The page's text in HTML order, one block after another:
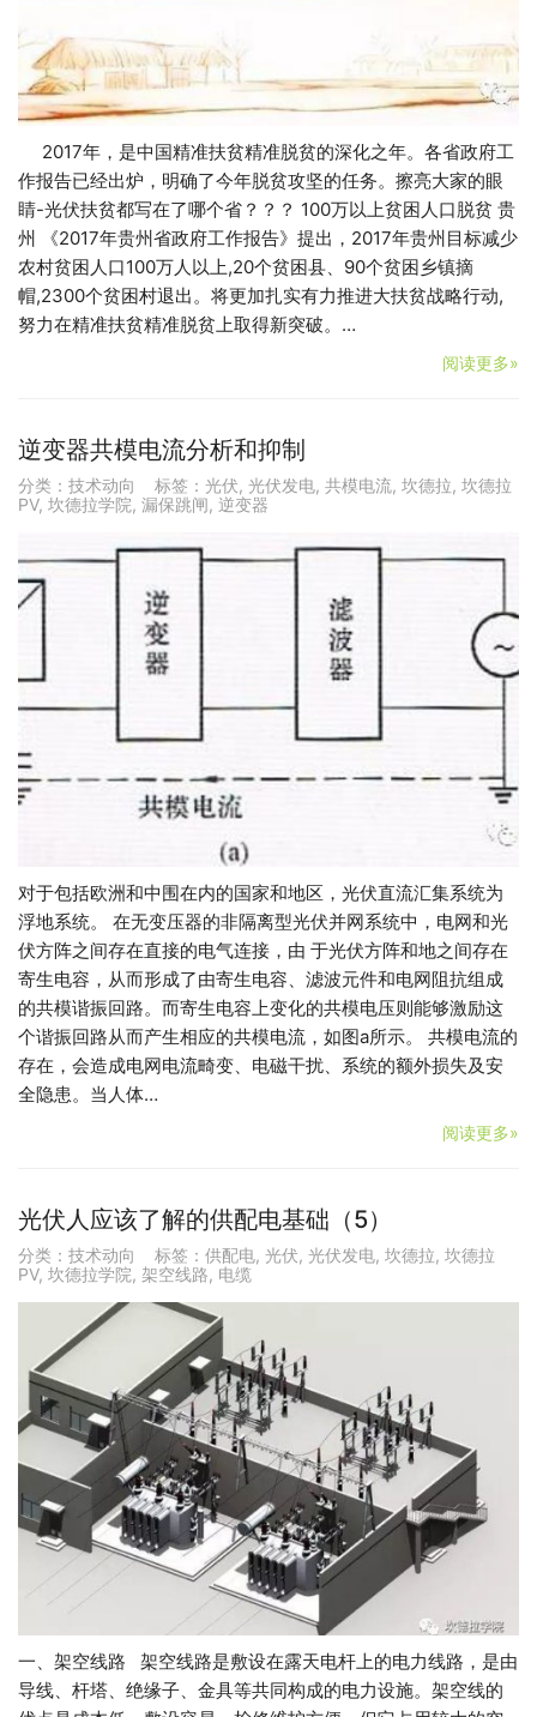
2017年，是中国精准扶贫精准脱贫的深化之年。各省政府工
作报告已经出炉，明确了今年脱贫攻坚的任务。擦亮大家的眼
睛-光伏扶贫都写在了哪个省？？？ 100万以上贫困人口脱贫 贵
州 《2017年贵州省政府工作报告》提出，2017年贵州目标减少
农村贫困人口100万人以上,20个贫困县、90个贫困乡镇摘
帽,2300个贫困村退出。将更加扎实有力推进大扶贫战略行动,
努力在精准扶贫精准脱贫上取得新突破。…
阅读更多»
逆变器共模电流分析和抑制
分类： 技术动向 标签： 光伏, 光伏发电, 共模电流, 坎德拉, 坎德拉
PV, 坎德拉学院, 漏保跳闸, 逆变器
对于包括欧洲和中围在内的国家和地区，光伏直流汇集系统为
浮地系统。 在无变压器的非隔离型光伏并网系统中，电网和光
伏方阵之间存在直接的电气连接，由 于光伏方阵和地之间存在
寄生电容，从而形成了由寄生电容、滤波元件和电网阻抗组成
的共模谐振回路。而寄生电容上变化的共模电压则能够激励这
个谐振回路从而产生相应的共模电流，如图a所示。 共模电流的
存在，会造成电网电流畸变、电磁干扰、系统的额外损失及安
全隐患。当人体…
阅读更多»
光伏人应该了解的供配电基础（5）
分类： 技术动向 标签： 供配电, 光伏, 光伏发电, 坎德拉, 坎德拉
PV, 坎德拉学院, 架空线路, 电缆
一、架空线路 架空线路是敷设在露天电杆上的电力线路，是由
导线、杆塔、绝缘子、金具等共同构成的电力设施。架空线的